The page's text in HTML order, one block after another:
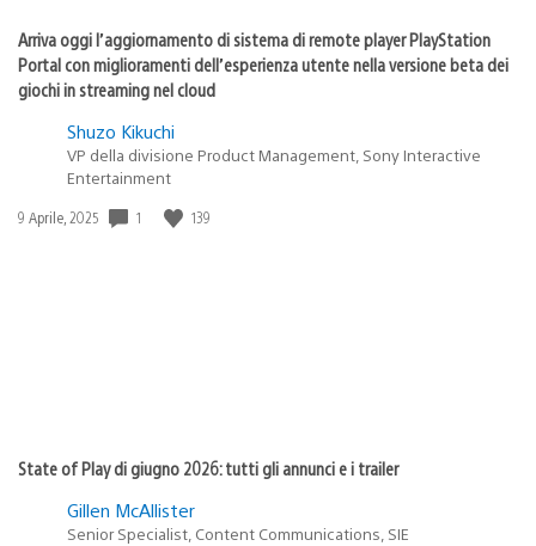
Arriva oggi l’aggiornamento di sistema di remote player PlayStation
Portal con miglioramenti dell’esperienza utente nella versione beta dei
giochi in streaming nel cloud
Shuzo Kikuchi
VP della divisione Product Management, Sony Interactive
Entertainment
Data
9 Aprile, 2025 1 139
State of Play di giugno 2026: tutti gli annunci e i trailer
Gillen McAllister
Senior Specialist, Content Communications, SIE